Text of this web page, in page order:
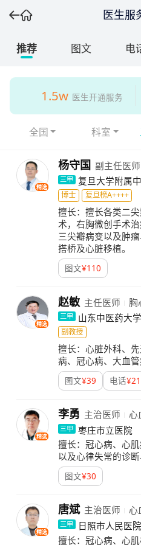
医生服
推荐 图文 电
1.5w 医生开通服务
全国 科室
精选
杨守国 副主任医师
三甲 复旦大学附属
博士
复旦榜A++++
擅长： 擅长各类二
术，右胸微创手术治
三尖瓣病变以及肿
搭桥及心脏移植。
图文¥110
精选
赵敏 主任医师 胸
三甲 山东中医药大
副教授
擅长： 心脏外科、
病、冠心病、大血管
图文¥39 电话¥
精选
李勇 主治医师 心
三甲 枣庄市立医院
擅长： 冠心病、心肌
以及心律失常的诊
图文¥30
精选
唐斌 主治医师 心
三甲 日照市人民医院
擅长： 冠心病、心